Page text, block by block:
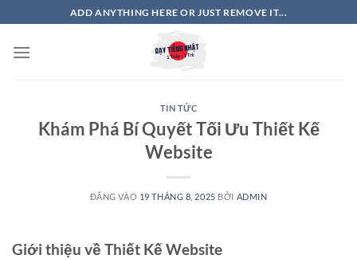
qua
nội
ADD ANYTHING HERE OR JUST REMOVE IT...
TIN TỨC
Khám Phá Bí Quyết Tối Ưu Thiết Kế
Website
ĐĂNG VÀO 19 THÁNG 8, 2025 BỞI ADMIN
Giới thiệu về Thiết Kế Website